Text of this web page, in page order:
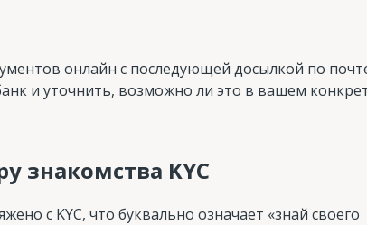
онлайн с последующей досылкой по
и уточнить, возможно ли это в вашем
знакомства KYC
с KYC, что буквально означает «знай своего